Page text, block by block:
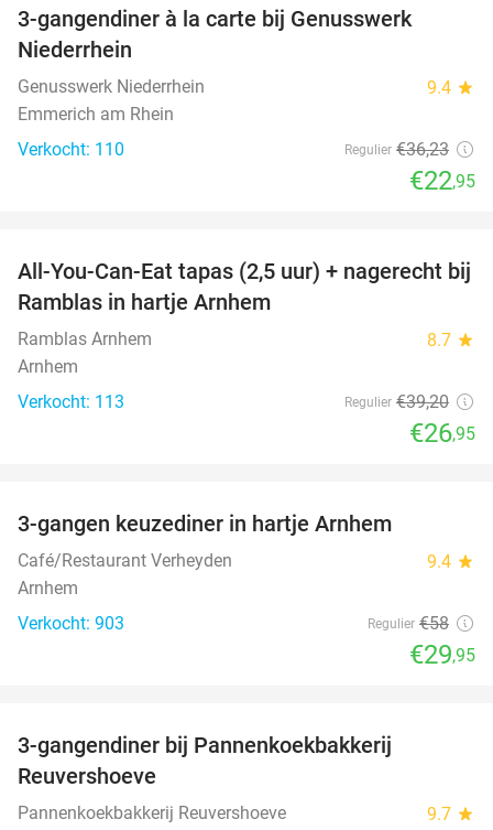
3-gangendiner à la carte bij Genusswerk
Niederrhein
Genusswerk Niederrhein 9.4 star
Emmerich am Rhein
Verkocht: 110
Regulier €36,23
€22,95
31%
All-You-Can-Eat tapas (2,5 uur) + nagerecht bij
Ramblas in hartje Arnhem
Ramblas Arnhem 8.7 star
Arnhem
Verkocht: 113
Regulier €39,20
€26,95
3-gangen keuzediner in hartje Arnhem
Café/Restaurant Verheyden 9.4 star
Arnhem
Verkocht: 903
Regulier €58
€29,95
3-gangendiner bij Pannenkoekbakkerij
Reuvershoeve
Pannenkoekbakkerij Reuvershoeve 9.7 star